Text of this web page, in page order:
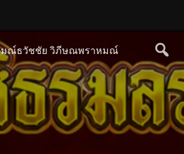
มณ์ธวัชชัย วิภีษณพราหมณ์